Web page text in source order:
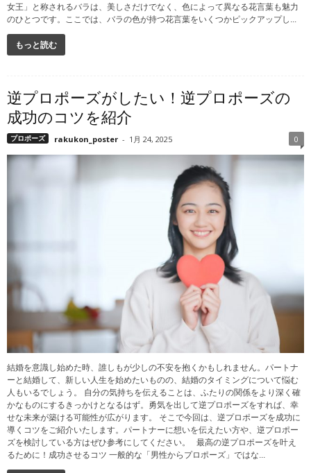
女王」と称されるバラは、美しさだけでなく、色によって異なる花言葉も魅力
のひとつです。ここでは、バラの色が持つ花言葉をいくつかピックアップし...
もっと読む
逆プロポーズがしたい！逆プロポーズの
成功のコツを紹介
プロポーズ rakukon_poster - 1月 24, 2025 0
結婚を意識し始めた時、誰しもが少しの不安を抱くかもしれません。パートナ
ーと結婚して、新しい人生を始めたいものの、結婚のタイミングについて悩む
人もいるでしょう。 自分の気持ちを伝えることは、ふたりの関係をより深く確
かなものにするきっかけとなるはず。勇気を出して逆プロポーズをすれば、幸
せな未来が築ける可能性が広がります。 そこで今回は、逆プロポーズを成功に
導くコツをご紹介いたします。パートナーに想いを伝えたい方や、逆プロポー
ズを検討している方はぜひ参考にしてください。 最高の逆プロポーズを叶え
るために！成功させるコツ 一般的な「男性からプロポーズ」ではな...